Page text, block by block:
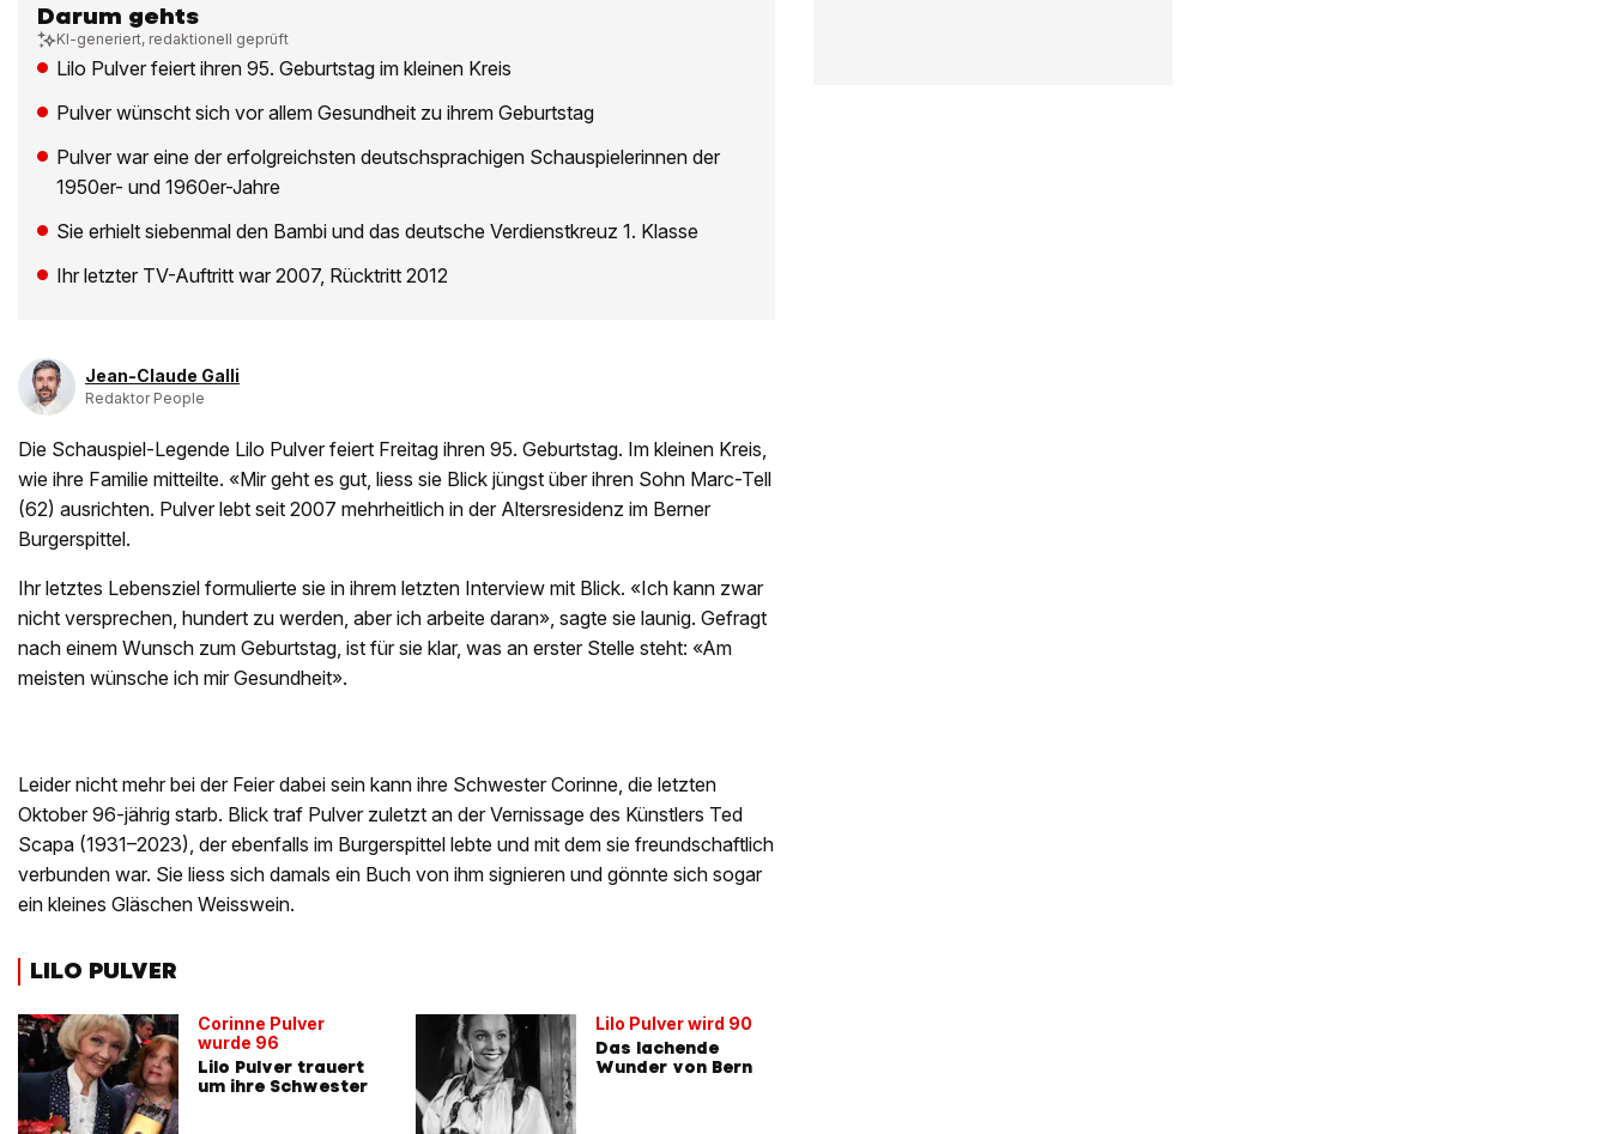
Darum gehts
KI-generiert, redaktionell geprüft
Lilo Pulver feiert ihren 95. Geburtstag im kleinen Kreis
Pulver wünscht sich vor allem Gesundheit zu ihrem Geburtstag
Pulver war eine der erfolgreichsten deutschsprachigen Schauspielerinnen der
1950er- und 1960er-Jahre
Sie erhielt siebenmal den Bambi und das deutsche Verdienstkreuz 1. Klasse
Ihr letzter TV-Auftritt war 2007, Rücktritt 2012
Jean-Claude Galli
Redaktor People
Die Schauspiel-Legende Lilo Pulver feiert Freitag ihren 95. Geburtstag. Im kleinen Kreis,
wie ihre Familie mitteilte. «Mir geht es gut, liess sie Blick jüngst über ihren Sohn Marc-Tell
(62) ausrichten. Pulver lebt seit 2007 mehrheitlich in der Altersresidenz im Berner
Burgerspittel.
Ihr letztes Lebensziel formulierte sie in ihrem letzten Interview mit Blick. «Ich kann zwar
nicht versprechen, hundert zu werden, aber ich arbeite daran», sagte sie launig. Gefragt
nach einem Wunsch zum Geburtstag, ist für sie klar, was an erster Stelle steht: «Am
meisten wünsche ich mir Gesundheit».
Leider nicht mehr bei der Feier dabei sein kann ihre Schwester Corinne, die letzten
Oktober 96-jährig starb. Blick traf Pulver zuletzt an der Vernissage des Künstlers Ted
Scapa (1931–2023), der ebenfalls im Burgerspittel lebte und mit dem sie freundschaftlich
verbunden war. Sie liess sich damals ein Buch von ihm signieren und gönnte sich sogar
ein kleines Gläschen Weisswein.
LILO PULVER
Corinne Pulver
wurde 96
Lilo Pulver trauert
um ihre Schwester
Lilo Pulver wird 90
Das lachende
Wunder von Bern